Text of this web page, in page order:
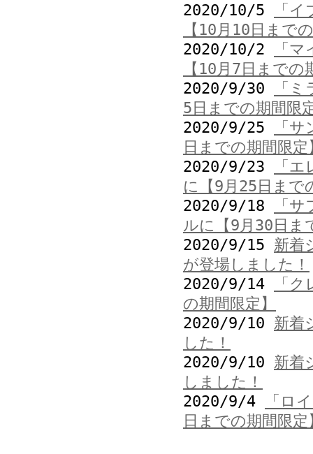
2020/10/5
「
【10月10日まで
2020/10/2
「
【10月7日までの
2020/9/30
「
5日までの期間限
2020/9/25
「
日までの期間限定
2020/9/23
「
に【9月25日まで
2020/9/18
「
ルに【9月30日ま
2020/9/15 新着
が登場しました！
2020/9/14
「
の期間限定】
2020/9/10 新着
した！
2020/9/10 新着
しました！
2020/9/4
「ロ
日までの期間限定